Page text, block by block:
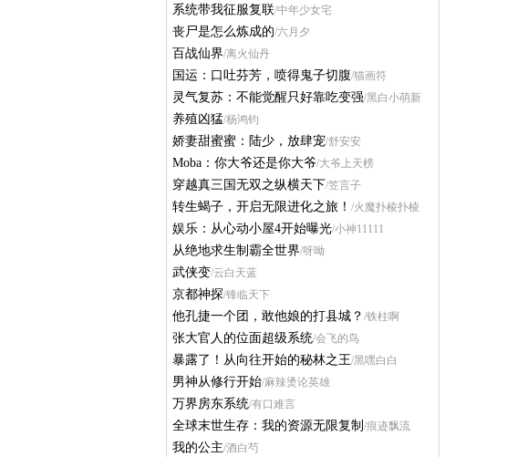
系统带我征服复联/中年少女宅
丧尸是怎么炼成的/六月夕
百战仙界/离火仙丹
国运：口吐芬芳，喷得鬼子切腹/猫画符
灵气复苏：不能觉醒只好靠吃变强/黑白小萌新
养殖凶猛/杨鸿钧
娇妻甜蜜蜜：陆少，放肆宠/舒安安
Moba：你大爷还是你大爷/大爷上天榜
穿越真三国无双之纵横天下/笠言子
转生蝎子，开启无限进化之旅！ /火魔扑棱扑棱
娱乐：从心动小屋4开始曝光/小神11111
从绝地求生制霸全世界/呀呦
武侠变/云白天蓝
京都神探/锋临天下
他孔捷一个团，敢他娘的打县城？ /铁柱啊
张大官人的位面超级系统/会飞的鸟
暴露了！从向往开始的秘林之王/黑嘿白白
男神从修行开始/麻辣烫论英雄
万界房东系统/有口难言
全球末世生存：我的资源无限复制 /痕迹飘流
我的公主/酒白芍